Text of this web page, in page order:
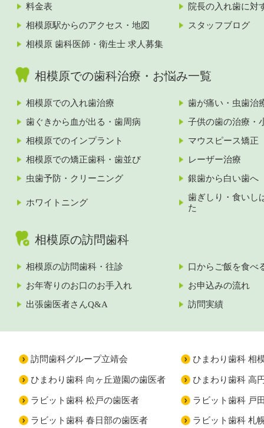
料金表
院長の入れ歯に対
相模原駅からのアクセス・地図
スタッフブログ
相模原 歯科医師・衛生士 求人募集
相模原での歯科治療・お悩み一覧
相模原での入れ歯治療
歯が痛い・虫歯治
歯ぐきから血が出る・歯周病
子供の歯の治療・
相模原でのインプラント
マウスピース矯正
相模原での矯正歯科・歯並び
レーザー治療
虫歯予防・クリーニング
銀歯から白い歯へ
ホワイトニング
歯ぎしり・食いし
た
相模原の訪問歯科
相模原の訪問歯科・往診
口からご飯を食べ
お年寄りのお口のお手入れ
お申込みの流れ
出張歯医者さんQ&A
訪問実績
訪問歯科グループ立靖会 ひまわり歯科 相
ひまわり歯科 向ヶ丘遊園の歯医者 ひまわり歯科 高
ラビット歯科 松戸の歯医者 ラビット歯科 戸
ラビット歯科 春日部の歯医者 ラビット歯科 札